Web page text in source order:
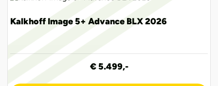
Kalkhoff Image 5+ Advance BLX 2026
€ 5.499,-